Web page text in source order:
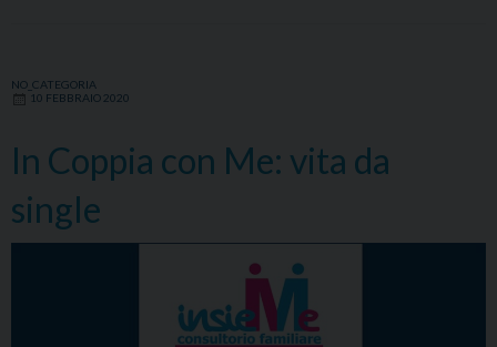
NO_CATEGORIA
10 FEBBRAIO 2020
In Coppia con Me: vita da
single